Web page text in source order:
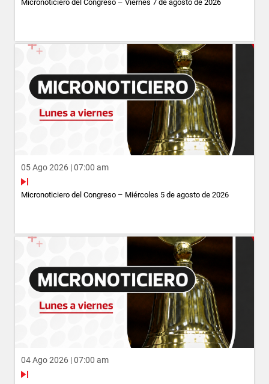
Micronoticiero del Congreso – Viernes 7 de agosto de 2026
05 Ago 2026 | 07:00 am
Micronoticiero del Congreso – Miércoles 5 de agosto de 2026
04 Ago 2026 | 07:00 am